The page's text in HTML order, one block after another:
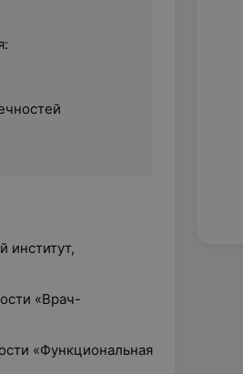
институт,
«Врач-
«Функциональная